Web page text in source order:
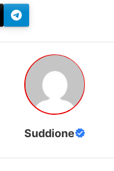
Suddione